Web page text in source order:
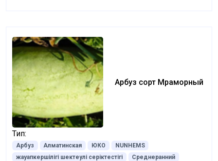
Арбуз сорт Мраморный
Тип:
Арбуз Алматинская ЮКО
NUNHEMS
жауапкершілігі шектеулі серіктестігі
Среднеранний